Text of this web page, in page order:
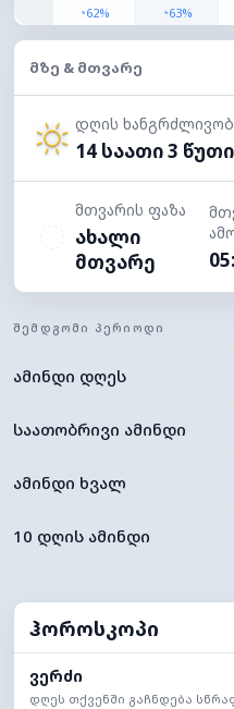
◔62% ◔63%
ᲛᲖᲔ & ᲛᲗᲕᲐᲠᲔ
დღის
14 საათი 3 წუთი
მთვარის ფაზა
ახალი
მთვარე
ᲨᲔᲛᲓᲒᲝᲛᲘ ᲞᲔᲠᲘᲝᲓᲘ
ამინდი დღეს
საათობრივი ამინდი
ამინდი ხვალ
10 დღის ამინდი
ჰოროსკოპი
ვერძი
დღეს თქვენში გაჩნდება